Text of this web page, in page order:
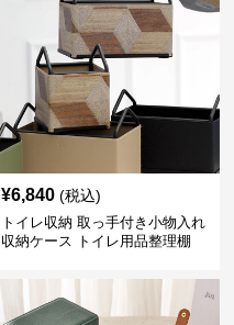
¥6,840 (税込)
トイレ収納 取っ手付き小物入れ
収納ケース トイレ用品整理棚